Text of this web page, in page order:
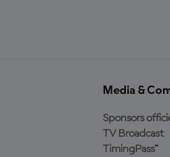
Media &
Sponsors
TV Broadcast
TimingPass™